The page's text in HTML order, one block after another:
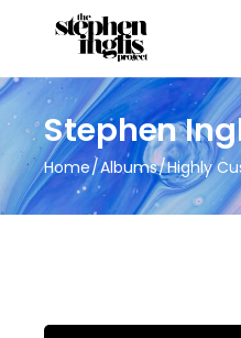
Stephen
Home Albums Highly